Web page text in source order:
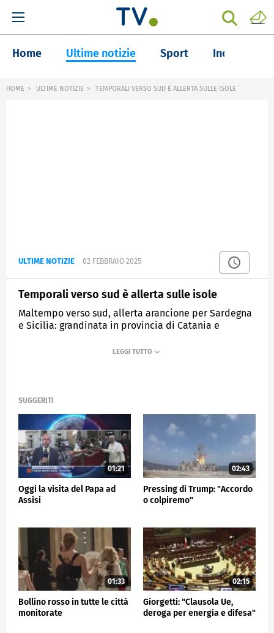
Home Ultime notizie Sport Inchieste
HOME ULTIME NOTIZIE TEMPORALI VERSO SUD È ALLERTA SULLE ISOLE
ULTIME NOTIZIE 02 FEBBRAIO 2025
Temporali verso sud è allerta sulle isole
Maltempo verso sud, allerta arancione per Sardegna
e Sicilia: grandinata in provincia di Catania e
SUGGERITI
01:21
Oggi la visita del Papa ad
Assisi
02:43
Pressing di Trump: "Accordo
o colpiremo"
01:33
Bollino rosso in tutte le città
monitorate
02:15
Giorgetti: "Clausola Ue,
deroga per energia e difesa"